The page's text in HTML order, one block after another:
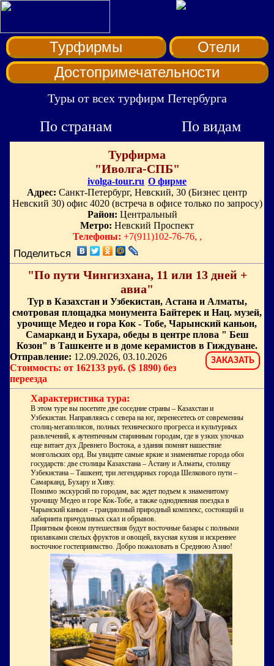
Турфирмы
Отели
Достопримечательности
Туры от всех турфирм Петербурга
По странам По видам
Турфирма
"Иволга-СПБ"
ivolga-tour.ru О фирме
Адрес: Санкт-Петербург, Невский, 30 (Бизнес центр
Невский 30) офис 4020 (встреча в офисе только по запросу)
Район: Центральный
Метро: Невский Проспект
Телефоны: +7(911)102-76-76, ,
Поделиться
"По пути Чингизхана, 11 или 13 дней +
авиа"
Тур в Казахстан и Узбекистан, Астана и Алматы,
смотровая площадка монумента Байтерек и Нац. музей,
урочище Медео и гора Кок - Тобе, Чарынский каньон,
Самарканд и Бухара, обеды в центре плова " Беш
Козон" в Ташкенте и в доме керамистов в Гиждуване.
ЗАКАЗАТЬ
Отправление: 12.09.2026, 03.10.2026
Стоимость: от 162133 руб. ($ 1890) без
переезда
Характеристика тура:
В этом туре вы посетите две соседние страны – Казахстан и
Узбекистан. Направляясь с севера на юг, перенесетесь от современных
столиц-мегаполисов, полных технического прогресса и культурных
развлечений, к аутентичным старинным городам, где в узких улочках
еще витает дух Древнего Востока, а здания помнят нашествие
монгольских орд. Вы увидите самые яркие и знаменитые города обоих
государств: две столицы Казахстана – Астану и Алматы, столицу
Узбекистана – Ташкент, три легендарных города Шелкового пути –
Самарканд, Бухару и Хиву.
Помимо экскурсий по городам, вас ждет подъем к знаменитому
урочищу Медео и горе Кок-Тобе, а также однодневная поездка в
Чарынский каньон – грандиозный природный комплекс, состоящий из
лабиринта причудливых скал и обрывов.
Приятным фоном путешествия будут восточные базары с полными
прилавками спелых фруктов и овощей, вкусная кухня и искреннее
восточное гостеприимство. Добро пожаловать в Среднюю Азию!